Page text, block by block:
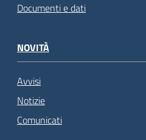
Documenti e dati
NOVITÀ
Avvisi
Notizie
Comunicati